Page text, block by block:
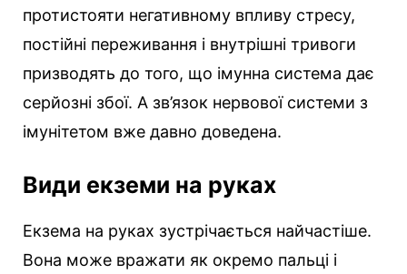
протистояти негативному впливу стресу,
постійні переживання і внутрішні тривоги
призводять до того, що імунна система дає
серйозні збої. А зв’язок нервової системи з
імунітетом вже давно доведена.
Види екземи на руках
Екзема на руках зустрічається найчастіше.
Вона може вражати як окремо пальці і